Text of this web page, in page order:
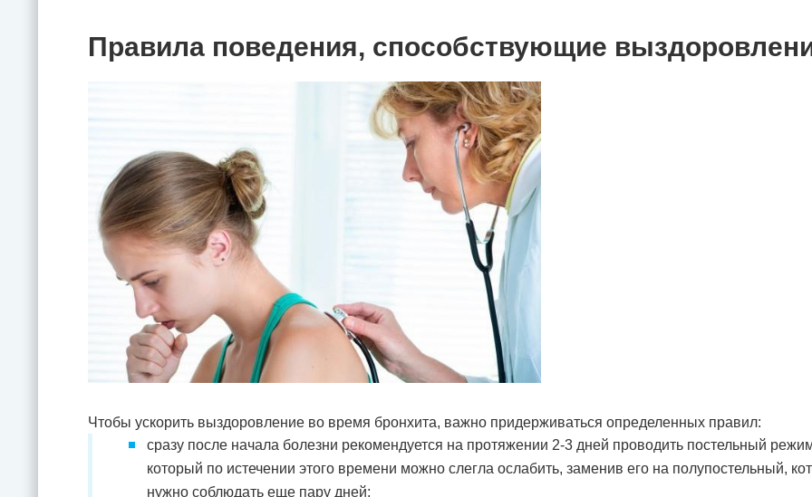
Правила поведения, способствующие
Чтобы ускорить выздоровление во время бронхита, важно придерживаться определенных правил:
сразу после начала болезни рекомендуется на протяжении 2-3 дней проводить постельный
который по истечении этого времени можно слегла ослабить, заменив его на полупостельный,
нужно соблюдать еще пару дней;